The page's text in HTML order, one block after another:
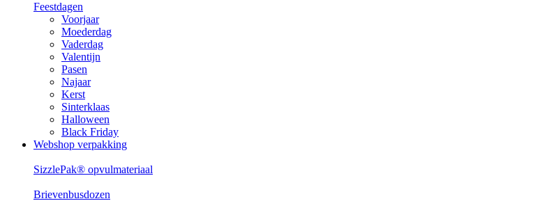
Feestdagen
Voorjaar
Moederdag
Vaderdag
Valentijn
Pasen
Najaar
Kerst
Sinterklaas
Halloween
Black Friday
Webshop verpakking
SizzlePak® opvulmateriaal
Brievenbusdozen